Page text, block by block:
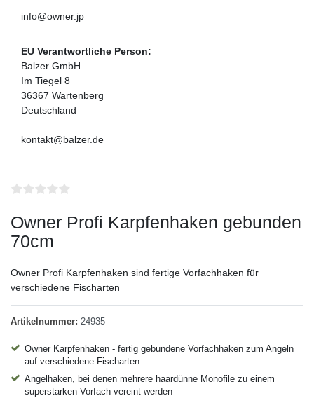
info@owner.jp
EU Verantwortliche Person:
Balzer GmbH
Im Tiegel 8
36367 Wartenberg
Deutschland
kontakt@balzer.de
Owner Profi Karpfenhaken gebunden
70cm
Owner Profi Karpfenhaken sind fertige Vorfachhaken für
verschiedene Fischarten
Artikelnummer: 24935
Owner Karpfenhaken - fertig gebundene Vorfachhaken zum Angeln
auf verschiedene Fischarten
Angelhaken, bei denen mehrere haardünne Monofile zu einem
superstarken Vorfach vereint werden